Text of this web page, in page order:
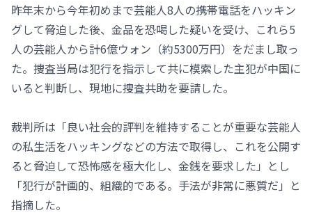
昨年末から今年初めまで芸能人8人の携帯電話をハッキン
グして脅迫した後、金品を恐喝した疑いを受け、これら5
人の芸能人から計6億ウォン（約5300万円）をだまし取っ
た。捜査当局は犯行を指示して共に模索した主犯が中国に
いると判断し、現地に捜査共助を要請した。
裁判所は「良い社会的評判を維持することが重要な芸能人
の私生活をハッキングなどの方法で取得し、これを公開す
ると脅迫して恐怖感を極大化し、金銭を要求した」とし
「犯行が計画的、組織的である。手法が非常に悪質だ」と
指摘した。